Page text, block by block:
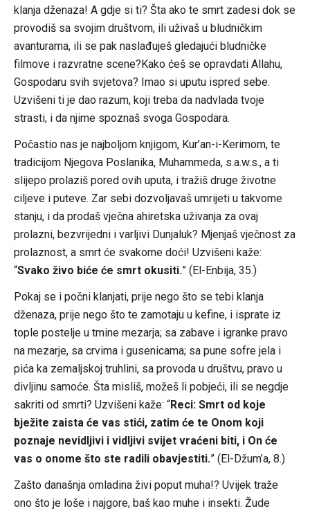
klanja dženaza! A gdje si ti? Šta ako te smrt zadesi dok se
provodiš sa svojim društvom, ili uživaš u bludničkim
avanturama, ili se pak naslađuješ gledajući bludničke
filmove i razvratne scene?Kako ćeš se opravdati Allahu,
Gospodaru svih svjetova? Imao si uputu ispred sebe.
Uzvišeni ti je dao razum, koji treba da nadvlada tvoje
strasti, i da njime spoznaš svoga Gospodara.
Počastio nas je najboljom knjigom, Kur’an-i-Kerimom, te
tradicijom Njegova Poslanika, Muhammeda, s.a.w.s., a ti
slijepo prolaziš pored ovih uputa, i tražiš druge životne
ciljeve i puteve. Zar sebi dozvoljavaš umrijeti u takvome
stanju, i da prodaš vječna ahiretska uživanja za ovaj
prolazni, bezvrijedni i varljivi Dunjaluk? Mjenjaš vječnost za
prolaznost, a smrt će svakome doći! Uzvišeni kaže:
“Svako živo biće će smrt okusiti.” (El-Enbija, 35.)
Pokaj se i počni klanjati, prije nego što se tebi klanja
dženaza, prije nego što te zamotaju u kefine, i isprate iz
tople postelje u tmine mezarja; sa zabave i igranke pravo
na mezarje, sa crvima i gusenicama; sa pune sofre jela i
pića ka zemaljskoj truhlini, sa provoda u društvu, pravo u
divljinu samoće. Šta misliš, možeš li pobjeći, ili se negdje
sakriti od smrti? Uzvišeni kaže: “Reci: Smrt od koje
bježite zaista će vas stići, zatim će te Onom koji
poznaje nevidljivi i vidljivi svijet vraćeni biti, i On će
vas o onome što ste radili obavjestiti.” (El-Džum’a, 8.)
Zašto današnja omladina živi poput muha!? Uvijek traže
ono što je loše i najgore, baš kao muhe i insekti. Žude